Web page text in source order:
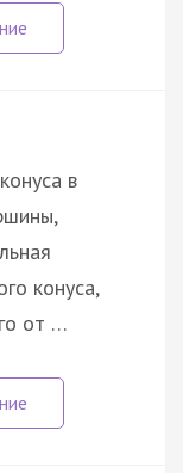
в
конуса,
от …